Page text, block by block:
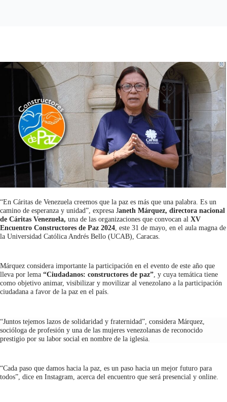
“En Cáritas de Venezuela creemos que la paz es más que una palabra. Es un
camino de esperanza y unidad”, expresa Janeth Márquez, directora nacional
de Cáritas Venezuela, una de las organizaciones que convocan al XV
Encuentro Constructores de Paz 2024 , este 31 de mayo, en el aula magna de
la Universidad Católica Andrés Bello (UCAB), Caracas.
Márquez considera importante la participación en el evento de este año que
lleva por lema “Ciudadanos: constructores de paz”, y cuya temática tiene
como objetivo animar, visibilizar y movilizar al venezolano a la participación
ciudadana a favor de la paz en el país.
“Juntos tejemos lazos de solidaridad y fraternidad”, considera Márquez,
socióloga de profesión y una de las mujeres venezolanas de reconocido
prestigio por su labor social en nombre de la iglesia.
“Cada paso que damos hacia la paz, es un paso hacia un mejor futuro para
todos”, dice en Instagram, acerca del encuentro que será presencial y online.